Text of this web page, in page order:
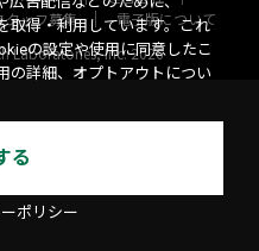
タッフ募集
電子版について
Laboratories, Inc. 2026
取得・利用しています。これ
の設定や使用に同意したこ
の詳細、オプトアウトについ
る
ポリシー